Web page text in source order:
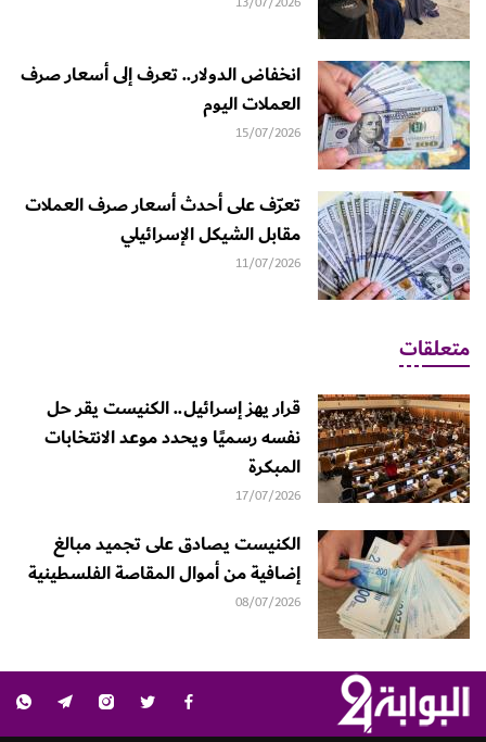
انخفاض الدولار.. تعرف إلى أسعار صرف
العملات اليوم
15/07/2026
تعرّف على أحدث أسعار صرف العملات
مقابل الشيكل الإسرائيلي
11/07/2026
متعلقات
قرار يهز إسرائيل.. الكنيست يقر حل
نفسه رسميًا ويحدد موعد الانتخابات
المبكرة
17/07/2026
الكنيست يصادق على تجميد مبالغ
إضافية من أموال المقاصة الفلسطينية
08/07/2026